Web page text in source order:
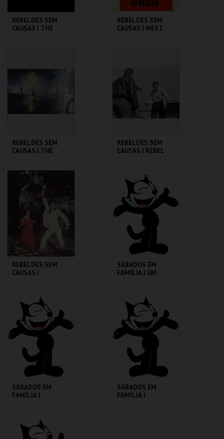
REBELDES SEM
CAUSAS | THE
REBELDES SEM
CAUSAS | WEST
MAIS INFO
COMPRAR
REBELDES SEM
CAUSAS | THE
CINEMATECA
MAIS INFO
COMPRAR
REBELDES SEM
CAUSAS | REBEL
CINEMATECA
MAIS INFO
COMPRAR
REBELDES SEM
CAUSAS |
CINEMATECA
MAIS INFO
COMPRAR
SÁBADOS EM
FAMÍLIA | UM
CINEMATECA
MAIS INFO
COMPRAR
SÁBADOS EM
FAMÍLIA |
CINEMATECA
SÁBADOS EM
FAMÍLIA |